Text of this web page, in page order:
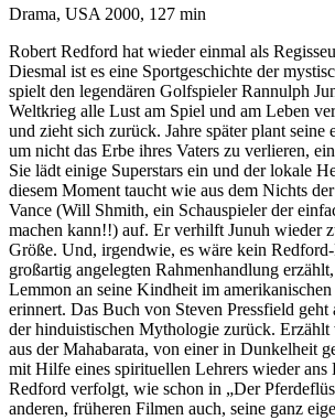
Drama, USA 2000, 127 min
Robert Redford hat wieder einmal als
Diesmal ist es eine Sportgeschichte der
spielt den legendären Golfspieler Rannulph
Weltkrieg alle Lust am Spiel und am Leben
und zieht sich zurück. Jahre später plant seine
um nicht das Erbe ihres Vaters zu verlieren,
Sie lädt einige Superstars ein und der lokale
diesem Moment taucht wie aus dem Nichts
Vance (Will Shmith, ein Schauspieler der
machen kann!!) auf. Er verhilft Junuh wieder
Größe. Und, irgendwie, es wäre kein
großartig angelegten Rahmenhandlung
Lemmon an seine Kindheit im amerikanischen
erinnert. Das Buch von Steven Pressfield geht
der hinduistischen Mythologie zurück.
aus der Mahabarata, von einer in Dunkelheit
mit Hilfe eines spirituellen Lehrers wieder ans
Redford verfolgt, wie schon in „Der
anderen, früheren Filmen auch, seine ganz